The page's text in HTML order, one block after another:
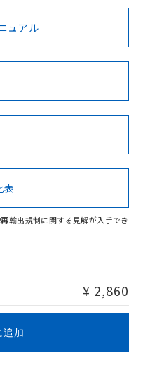
く前に、以下を必ずお読
Cd Cr(VI)
があります。
BV型式承認
（フランス
KR型式
（韓国
No No
認証/適合状況ページへ
ージからご検索ください
ュアル
表
輸出規制に関する見解が入手でき
¥ 2,860
追加